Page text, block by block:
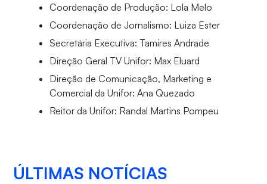
Coordenação de Produção: Lola Melo
Coordenação de Jornalismo: Luiza Ester
Secretária Executiva: Tamires Andrade
Direção Geral TV Unifor: Max Eluard
Direção de Comunicação, Marketing e
Comercial da Unifor: Ana Quezado
Reitor da Unifor: Randal Martins Pompeu
ÚLTIMAS NOTÍCIAS